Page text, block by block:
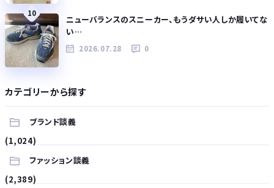
10
ニューバランスのスニーカー、もうダサい人しか履いてな
い…
2026.07.28 0
カテゴリーから探す
ブランド談義
(1,024)
ファッション談義
(2,389)